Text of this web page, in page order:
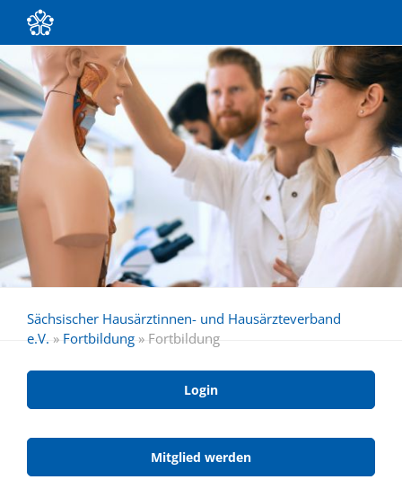
Sächsischer Hausärztinnen- und Hausärzteverband
e.V. » Fortbildung» Fortbildung
Login
Mitglied werden